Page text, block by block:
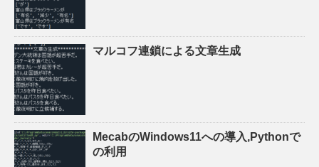
マルコフ連鎖による文章生成
MecabのWindows11への導入,Pythonで
の利用